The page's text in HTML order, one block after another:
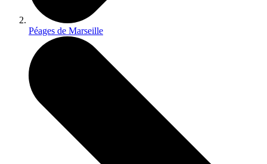
Péages de Marseille